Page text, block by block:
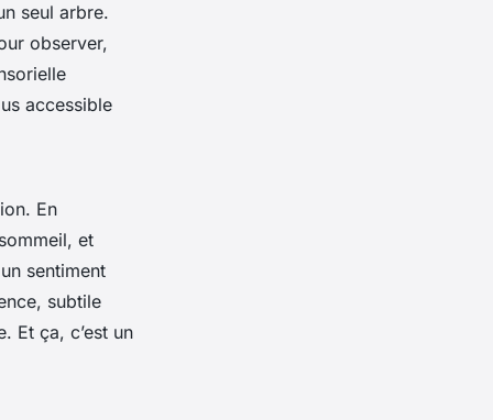
seul arbre.
observer,
accessible
En
et
sentiment
subtile
Et ça, c’est un